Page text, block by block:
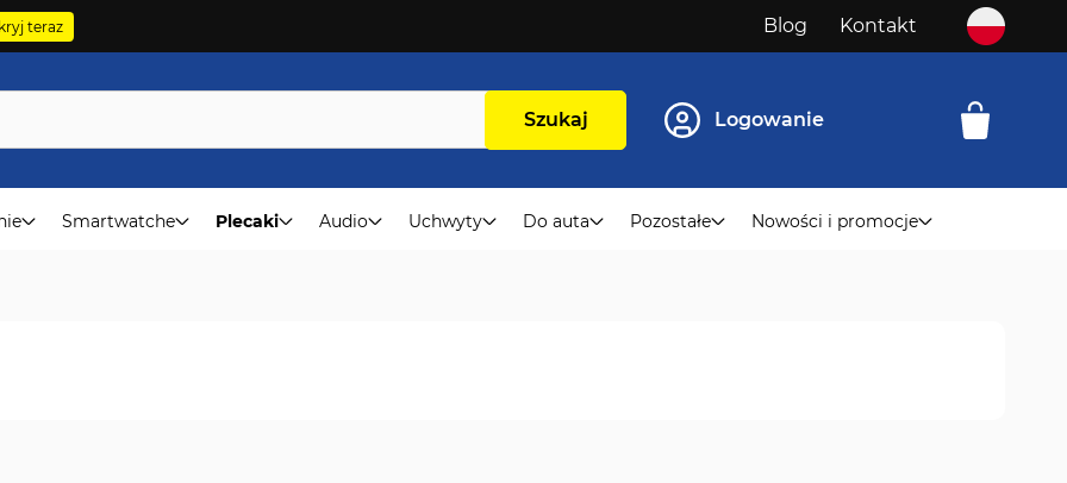
teraz Blog Kontakt
Szukaj Logowanie
Smartwatche Plecaki Audio Uchwyty Do auta Pozostałe Nowości i promocje